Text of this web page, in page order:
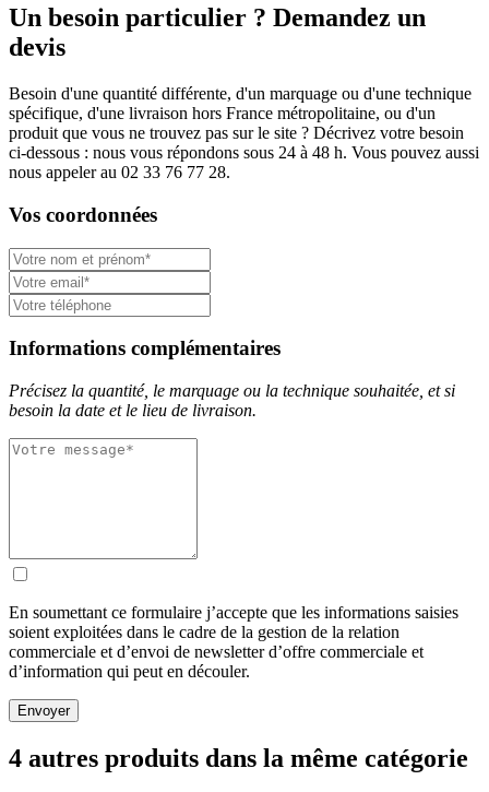
Un besoin particulier ? Demandez un
devis
Besoin d'une quantité différente, d'un marquage ou d'une technique
spécifique, d'une livraison hors France métropolitaine, ou d'un
produit que vous ne trouvez pas sur le site ? Décrivez votre besoin
ci-dessous : nous vous répondons sous 24 à 48 h. Vous pouvez aussi
nous appeler au 02 33 76 77 28.
Vos coordonnées
Informations complémentaires
Précisez la quantité, le marquage ou la technique souhaitée, et si
besoin la date et le lieu de livraison.
En soumettant ce formulaire j’accepte que les informations saisies
soient exploitées dans le cadre de la gestion de la relation
commerciale et d’envoi de newsletter d’offre commerciale et
d’information qui peut en découler.
Envoyer
4 autres produits dans la même catégorie